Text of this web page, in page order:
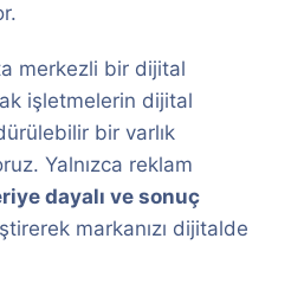
merkezli bir dijital
işletmelerin dijital
bir varlık
Yalnızca reklam
dayalı ve sonuç
markanızı dijitalde